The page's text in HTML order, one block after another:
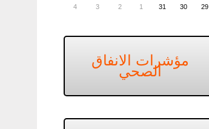
29
30
31
1
2
3
4
مؤشرات الانفاق
الصحي